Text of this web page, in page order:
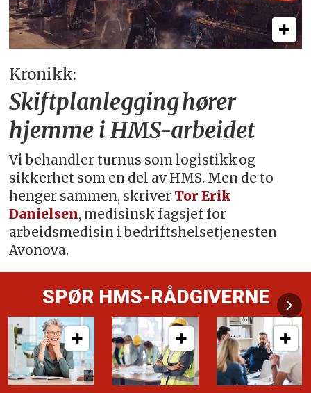
Kronikk:
Skiftplanlegging hører
hjemme i HMS-arbeidet
Vi behandler turnus som logistikk og
sikkerhet som en del av HMS. Men de to
henger sammen, skriver Tor Erik
Danielsen, medisinsk fagsjef for
arbeidsmedisin i bedriftshelsetjenesten
Avonova.
SPØR HMS-RÅDGIVERNE